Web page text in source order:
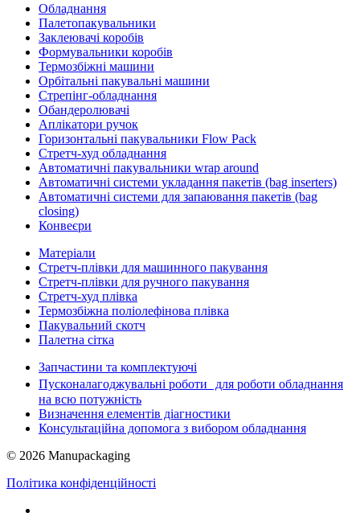
Обладнання
Палетопакувальники
Заклеювачі коробів
Формувальники коробів
Термозбіжні машини
Орбітальні пакувальні машини
Стрепінг-обладнання
Обандеролювачі
Аплікатори ручок
Горизонтальні пакувальники Flow Pack
Стретч-худ обладнання
Автоматичні пакувальники wrap around
Автоматичні системи укладання пакетів (bag inserters)
Автоматичні системи для запаювання пакетів (bag
closing)
Конвеєри
Матеріали
Стретч-плівки для машинного пакування
Стретч-плівки для ручного пакування
Стретч-худ плівка
Термозбіжна поліолефінова плівка
Пакувальний скотч
Палетна сітка
Запчастини та комплектуючі
Пусконалагоджувальні роботи для роботи обладнання
на всю потужність
Визначення елементів діагностики
Консультаційна допомога з вибором обладнання
© 2026 Manupackaging
Політика конфіденційності